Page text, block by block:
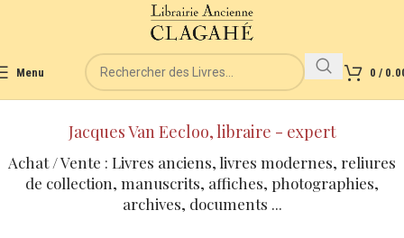
Menu 0 /
Jacques Van Eecloo, libraire - expert
Achat / Vente : Livres anciens, livres modernes, reliures
de collection, manuscrits, affiches, photographies,
archives, documents ...